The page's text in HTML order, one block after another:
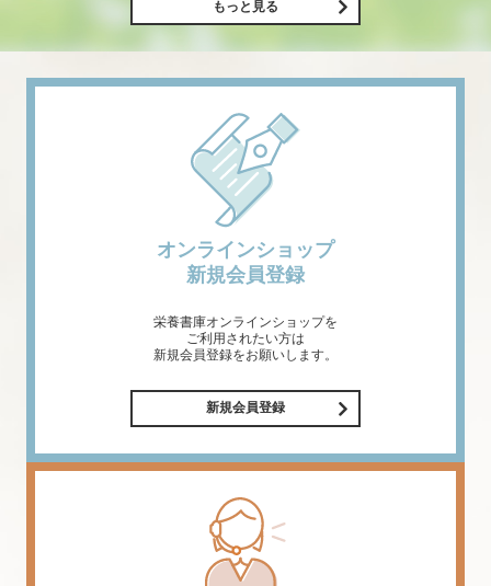
もっと見る
オンラインショップ
新規会員登録
栄養書庫オンラインショップを
ご利用されたい方は
新規会員登録をお願いします。
新規会員登録